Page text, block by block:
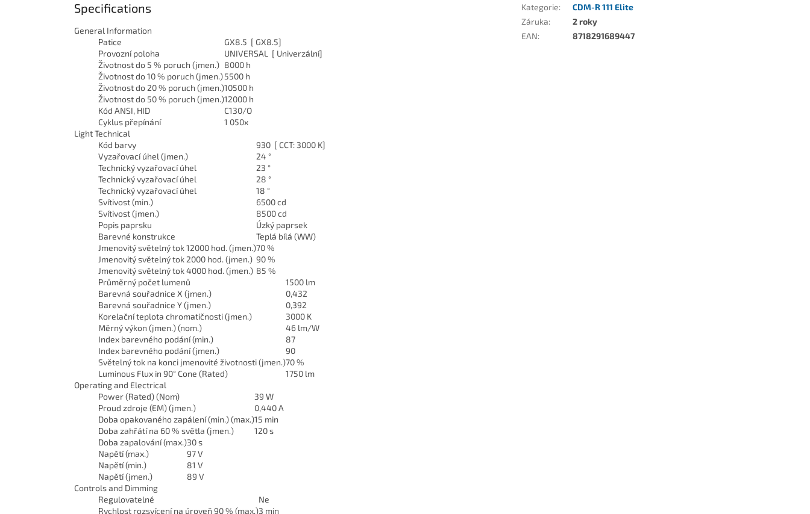
Specifications
General Information
Patice
GX8.5 [ GX8.5]
Provozní poloha
UNIVERSAL [ Univerzální]
Životnost do 5 % poruch (jmen.) 8000 h
Životnost do 10 % poruch (jmen.)5500 h
Životnost do 20 % poruch (jmen.)10500 h
Životnost do 50 % poruch (jmen.)12000 h
Kód ANSI, HID
C130/O
Cyklus přepínání
1 050x
Light Technical
Kód barvy
930 [ CCT: 3000 K]
Vyzařovací úhel (jmen.)
24 °
Technický vyzařovací úhel
23 °
Technický vyzařovací úhel
28 °
Technický vyzařovací úhel
18 °
Svítivost (min.)
6500 cd
Svítivost (jmen.)
8500 cd
Popis paprsku
Úzký paprsek
Barevné konstrukce
Teplá bílá (WW)
Jmenovitý světelný tok 12000 hod. (jmen.)70 %
Jmenovitý světelný tok 2000 hod. (jmen.) 90 %
Jmenovitý světelný tok 4000 hod. (jmen.) 85 %
Průměrný počet lumenů
1500 lm
Barevná souřadnice X (jmen.)
0,432
Barevná souřadnice Y (jmen.)
0,392
Korelační teplota chromatičnosti (jmen.)
3000 K
Měrný výkon (jmen.) (nom.)
46 lm/W
Index barevného podání (min.)
87
Index barevného podání (jmen.)
90
Světelný tok na konci jmenovité životnosti (jmen.)70 %
Luminous Flux in 90° Cone (Rated)
1750 lm
Operating and Electrical
Power (Rated) (Nom)
39 W
Proud zdroje (EM) (jmen.)
0,440 A
Doba opakovaného zapálení (min.) (max.)15 min
Doba zahřátí na 60 % světla (jmen.)
120 s
Doba zapalování (max.)30 s
Napětí (max.)
97 V
Napětí (min.)
81 V
Napětí (jmen.)
89 V
Controls and Dimming
Regulovatelné
Ne
Rychlost rozsvícení na úroveň 90 % (max.)3 min
Kategorie:
CDM-R 111 Elite
Záruka:
2 roky
EAN: 8718291689447